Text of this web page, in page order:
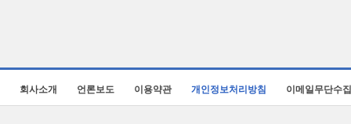
회사소개 언론보도 이용약관 개인정보처리방침 이메일무단수